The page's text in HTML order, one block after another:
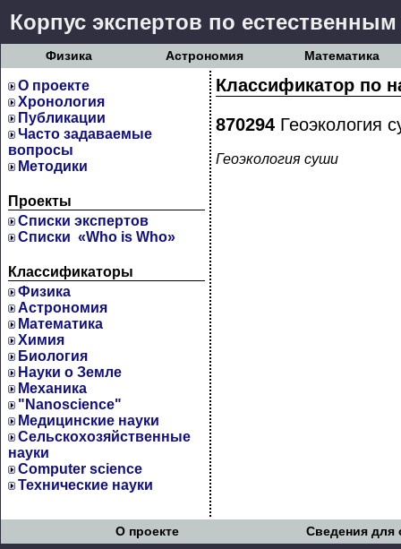
Корпус экспертов по
Физика Астрономия Математика
О проекте
Хронология
Публикации
Часто задаваемые
вопросы
Методики
Проекты
Cписки экспертов
Списки «Who is Who»
Классификаторы
Физика
Астрономия
Математика
Химия
Биология
Науки о Земле
Механика
"Nanoscience"
Медицинские науки
Сельскохозяйственные
науки
Computer science
Технические науки
Классификатор по
870294 Геоэкология
Геоэкология суши
О проекте Сведения для